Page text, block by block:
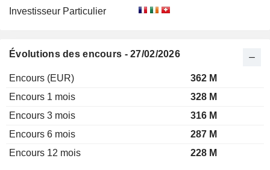
Investisseur Particulier
Évolutions des encours - 27/02/2026
Encours (EUR)
362 M
Encours 1 mois
328 M
Encours 3 mois
316 M
Encours 6 mois
287 M
Encours 12 mois
228 M